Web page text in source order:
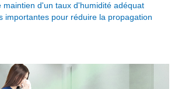
maintien d'un taux d'humidité adéquat
importantes pour réduire la propagation